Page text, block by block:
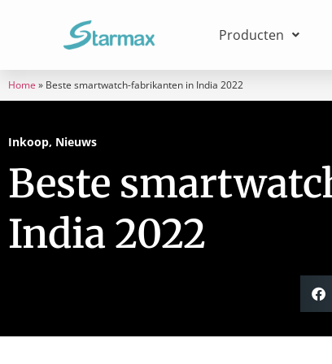
Producten
Home » Beste smartwatch-fabrikanten in India 2022
Inkoop, Nieuws
Beste
India 2022